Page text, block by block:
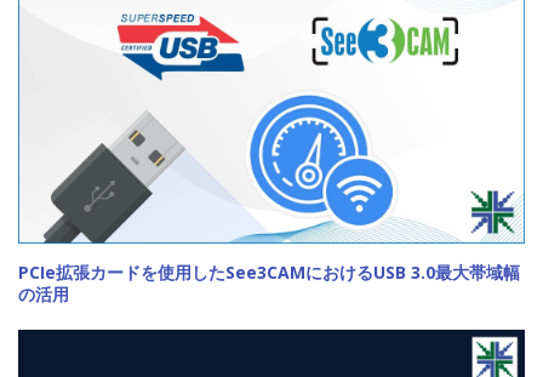
PCIe拡張カードを使用したSee3CAMにおけるUSB 3.0最大帯域幅
の活用